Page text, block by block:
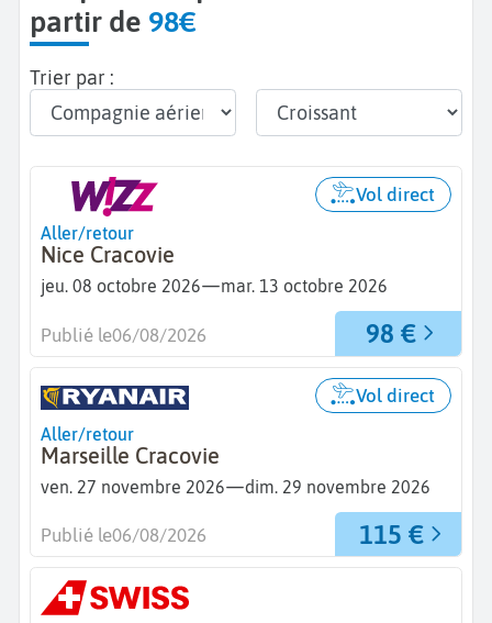
partir de 98€
Trier par :
Aller/retour
Nice Cracovie
jeu. 08 octobre 2026—mar. 13 octobre 2026
Vol direct
98 €
Publié le06/08/2026
Aller/retour
Marseille Cracovie
ven. 27 novembre 2026—dim. 29 novembre 2026
Vol direct
115 €
Publié le06/08/2026